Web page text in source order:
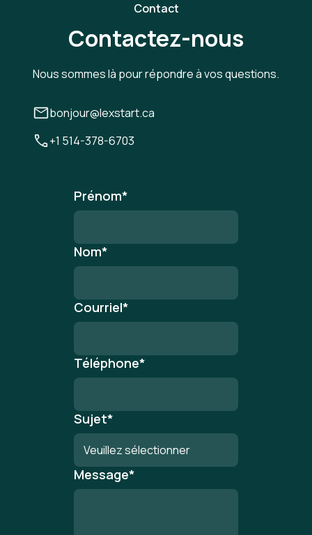
Contact
Contactez-nous
Nous sommes là pour répondre à vos questions.
bonjour@lexstart.ca
+1 514-378-6703
Prénom*
Nom*
Courriel*
Téléphone*
Sujet*
Message*